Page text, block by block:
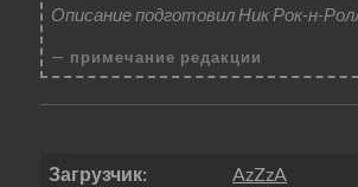
Описание подготовил Ник Рок-н-
примечание редакции
Загрузчик:
AzZzA